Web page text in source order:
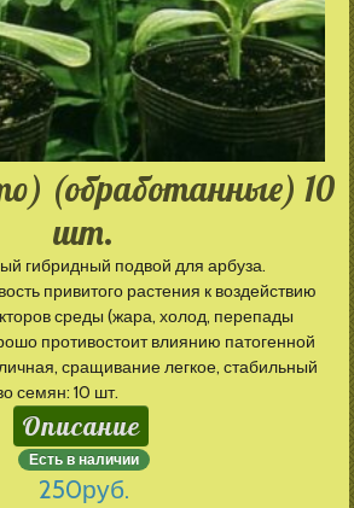
(обработанные) 10
шт.
гибридный подвой для арбуза.
привитого растения к воздействию
среды (жара, холод, перепады
противостоит влиянию патогенной
сращивание легкое, стабильный
семян: 10 шт.
Описание
Есть в наличии
250руб.